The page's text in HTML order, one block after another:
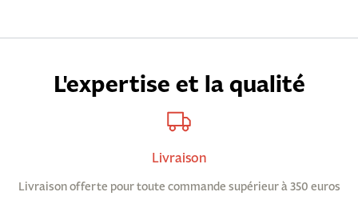
L'expertise et la qualité
Livraison
Livraison offerte pour toute commande supérieur à 350 euros